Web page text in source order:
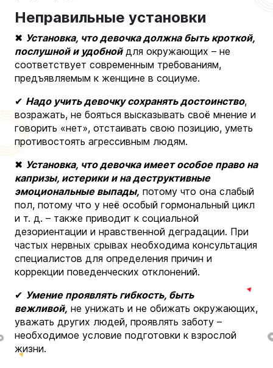
Неправильные установки
✖ Установка, что девочка должна быть кроткой,
послушной и удобнойдля окружающих – не
соответствует современным требованиям,
предъявляемым к женщине в социуме.
✔ Надо учить девочку сохранять достоинство,
возражать, не бояться высказывать своё мнение и
говорить «нет», отстаивать свою позицию, уметь
противостоять агрессивным людям.
✖ Установка, что девочка имеет особое право на
капризы, истерики и на деструктивные
эмоциональные выпады, потому что она слабый
пол, потому что у неё особый гормональный цикл
и т. д. – также приводит к социальной
дезориентации и нравственной деградации. При
частых нервных срывах необходима консультация
специалистов для определения причин и
коррекции поведенческих отклонений.
✔ Умение проявлять гибкость, быть
вежливой, не унижать и не обижать окружающих,
уважать других людей, проявлять заботу –
необходимое условие подготовки к взрослой
жизни.